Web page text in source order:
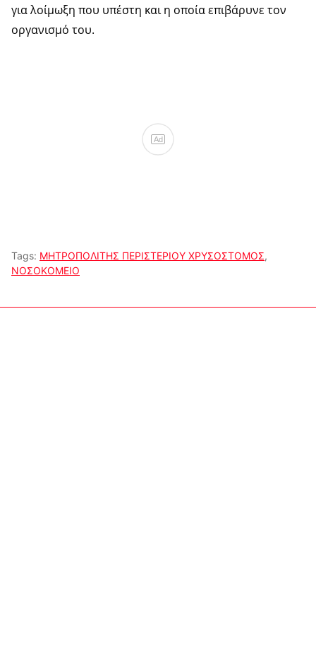
για λοίμωξη που υπέστη και η οποία επιβάρυνε τον
οργανισμό του.
Ad
Tags: ΜΗΤΡΟΠΟΛΙΤΗΣ ΠΕΡΙΣΤΕΡΙΟΥ ΧΡΥΣΟΣΤΟΜΟΣ,
ΝΟΣΟΚΟΜΕΙΟ